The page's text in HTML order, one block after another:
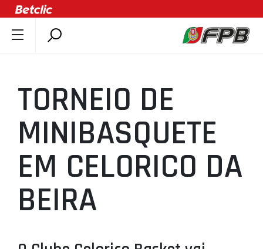
ÚLTIMAS
COMPETIÇÕES
ASSOCIAÇÕES
CLUBES
AGENTES
AGENDA
MINIBASQUETE
TORNEIO DE
MINIBASQUETE
EM CELORICO DA
BEIRA